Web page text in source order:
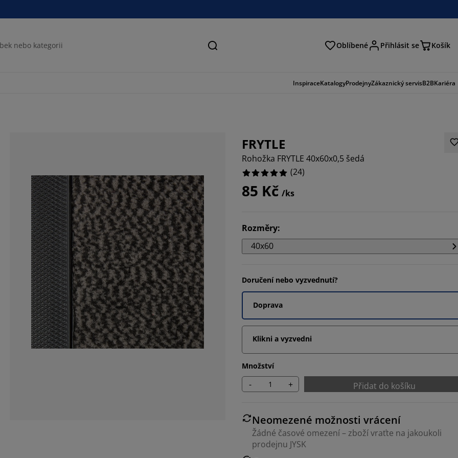
Hledat Oblíbené Přihlásit se Košík
InspiraceKatalogyProdejnyZákaznický servisB2BKariéra
FRYTLE
Rohožka FRYTLE 40x60x0,5 šedá
(24)
85 Kč /ks
Rozměry:
40x60
Doručení nebo vyzvednutí?
Doprava
Klikni a vyzvedni
Množství
- + Přidat do košíku
Neomezené možnosti vrácení
Žádné časové omezení – zboží vraťte na jakoukoli
prodejnu JYSK
100%